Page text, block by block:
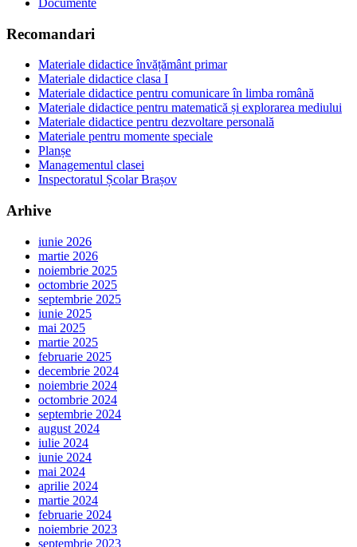
Recomandari
Materiale didactice învățământ primar
Materiale didactice clasa I
Materiale didactice pentru comunicare în limba română
Materiale didactice pentru matematică și explorarea mediului
Materiale didactice pentru dezvoltare personală
Materiale pentru momente speciale
Planșe
Managementul clasei
Inspectoratul Școlar Brașov
Arhive
iunie 2026
martie 2026
noiembrie 2025
octombrie 2025
septembrie 2025
iunie 2025
mai 2025
martie 2025
februarie 2025
decembrie 2024
noiembrie 2024
octombrie 2024
septembrie 2024
august 2024
iulie 2024
iunie 2024
mai 2024
aprilie 2024
martie 2024
februarie 2024
noiembrie 2023
septembrie 2023